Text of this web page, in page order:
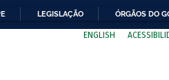
LEGISLAÇÃO ÓRGÃOS DO
ENGLISH